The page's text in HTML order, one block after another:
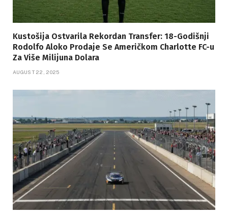
Kustošija Ostvarila Rekordan Transfer: 18-Godišnji
Rodolfo Aloko Prodaje Se Američkom Charlotte FC-u
Za Više Milijuna Dolara
AUGUST 22, 2025